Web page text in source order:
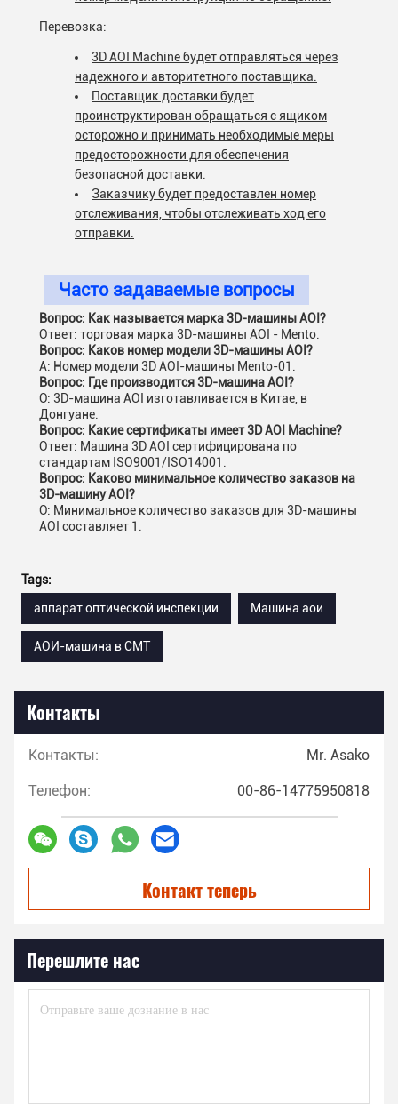
Перевозка:
3D AOI Machine будет отправляться через
надежного и авторитетного поставщика.
Поставщик доставки будет
проинструктирован обращаться с ящиком
осторожно и принимать необходимые меры
предосторожности для обеспечения
безопасной доставки.
Заказчику будет предоставлен номер
отслеживания, чтобы отслеживать ход его
отправки.
Часто задаваемые вопросы
Вопрос: Как называется марка 3D-машины AOI?
Ответ: торговая марка 3D-машины AOI - Mento.
Вопрос: Каков номер модели 3D-машины AOI?
A: Номер модели 3D AOI-машины Mento-01.
Вопрос: Где производится 3D-машина AOI?
О: 3D-машина AOI изготавливается в Китае, в
Донгуане.
Вопрос: Какие сертификаты имеет 3D AOI Machine?
Ответ: Машина 3D AOI сертифицирована по
стандартам ISO9001/ISO14001.
Вопрос: Каково минимальное количество заказов на
3D-машину AOI?
О: Минимальное количество заказов для 3D-машины
AOI составляет 1.
Tags:
аппарат оптической инспекции
Машина аои
АОИ-машина в СМТ
Контакты
Контакты: Mr. Asako
Телефон: 00-86-14775950818
Контакт теперь
Перешлите нас